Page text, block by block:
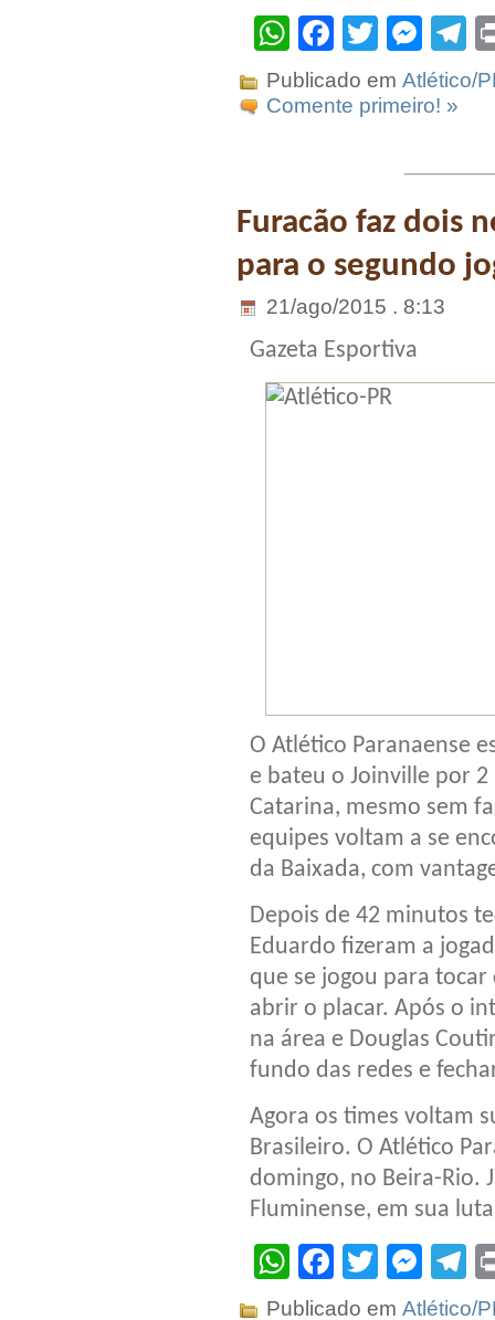
WhatsApp
Facebook
Twitter
Publicado em Atlético/
Comente primeiro! »
Furacão faz dois
para o segundo
21/ago/2015 . 8:13
Gazeta Esportiva
O Atlético Paranaense
e bateu o Joinville por 2
Catarina, mesmo sem
equipes voltam a se
da Baixada, com
Depois de 42 minutos
Eduardo fizeram a
que se jogou para
abrir o placar. Após o
na área e Douglas
fundo das redes e
Agora os times voltam
Brasileiro. O Atlético
domingo, no Beira-Rio.
Fluminense, em sua
WhatsApp
Facebook
Twitter
Publicado em Atlético/